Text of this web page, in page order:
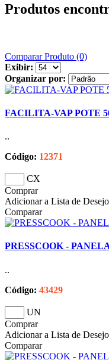
Produtos
Comparar Produto (0)
Exibir:
Organizar por:
FACILITA-VAP POTE
..
Código: 12371
CX
Comprar
Adicionar a Lista de
Comparar
PRESSCOOK -
..
Código: 43429
UN
Comprar
Adicionar a Lista de
Comparar